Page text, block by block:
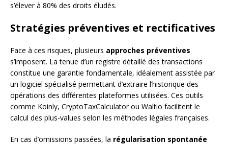
s’élever à 80% des droits éludés.
Stratégies préventives et rectificatives
Face à ces risques, plusieurs approches préventives
s’imposent. La tenue d’un registre détaillé des transactions
constitue une garantie fondamentale, idéalement assistée par
un logiciel spécialisé permettant d’extraire l’historique des
opérations des différentes plateformes utilisées. Ces outils
comme Koinly, CryptoTaxCalculator ou Waltio facilitent le
calcul des plus-values selon les méthodes légales françaises.
En cas d’omissions passées, la régularisation spontanée